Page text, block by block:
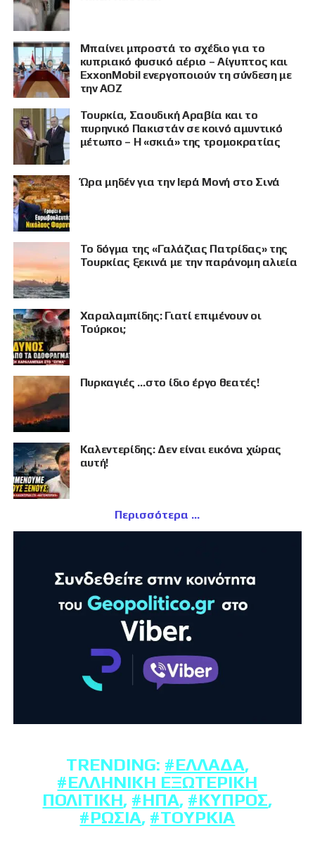
Μπαίνει μπροστά το σχέδιο για το
κυπριακό φυσικό αέριο – Αίγυπτος και
ExxonMobil ενεργοποιούν τη σύνδεση με
την ΑΟΖ
Τουρκία, Σαουδική Αραβία και το
πυρηνικό Πακιστάν σε κοινό αμυντικό
μέτωπο – Η «σκιά» της τρομοκρατίας
Ώρα μηδέν για την Ιερά Μονή στο Σινά
Το δόγμα της «Γαλάζιας Πατρίδας» της
Τουρκίας ξεκινά με την παράνομη αλιεία
Χαραλαμπίδης: Γιατί επιμένουν οι
Τούρκοι;
Πυρκαγιές …στο ίδιο έργο θεατές!
Καλεντερίδης: Δεν είναι εικόνα χώρας
αυτή!
Περισσότερα
TRENDING: #ΕΛΛΆΔΑ,
#ΕΛΛΗΝΙΚΉ ΕΞΩΤΕΡΙΚΉ
ΠΟΛΙΤΙΚΉ, #ΗΠΑ, #ΚΎΠΡΟΣ,
#ΡΩΣΊΑ, #ΤΟΥΡΚΊΑ